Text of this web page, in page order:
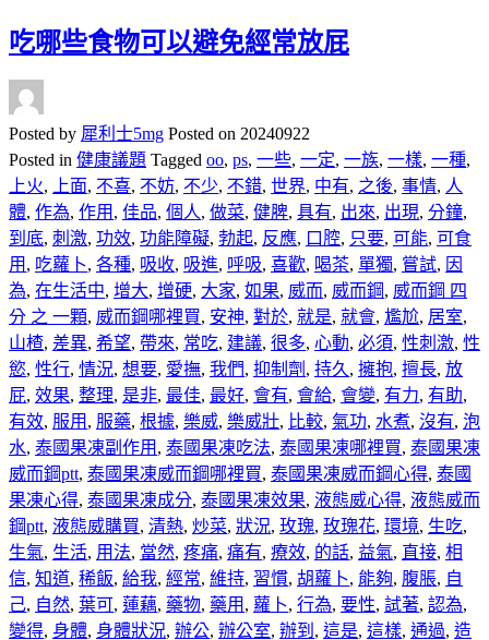
吃哪些食物可以避免經常放屁
Posted by 犀利士5mg Posted on 20240922
Posted in 健康議題 Tagged oo, ps, 一些, 一定, 一族, 一樣, 一種,
上火, 上面, 不喜, 不妨, 不少, 不錯, 世界, 中有, 之後, 事情, 人
體, 作為, 作用 , 佳品, 個人, 做菜, 健脾, 具有, 出來, 出現, 分鐘,
到底, 刺激, 功效, 功能障礙, 勃起, 反應, 口腔, 只要, 可能, 可食
用 , 吃蘿卜, 各種, 吸收, 吸進, 呼吸, 喜歡, 喝茶, 單獨, 嘗試, 因
為, 在生活中, 增大, 增硬, 大家, 如果, 威而, 威而鋼, 威而鋼 四
分 之 一顆, 威而鋼哪裡買, 安神, 對於, 就是, 就會, 尷尬, 居室,
山楂, 差異, 希望, 帶來, 常吃, 建議, 很多, 心動, 必須, 性刺激, 性
慾, 性行, 情況, 想要, 愛撫, 我們, 抑制劑 , 持久, 擁抱, 擅長, 放
屁, 效果, 整理, 是非, 最佳, 最好, 會有, 會給, 會變, 有力, 有助,
有效, 服用 , 服藥, 根據, 樂威, 樂威壯, 比較, 氣功, 水煮, 沒有, 泡
水, 泰國果凍副作用 , 泰國果凍吃法, 泰國果凍哪裡買, 泰國果凍
威而鋼ptt, 泰國果凍威而鋼哪裡買, 泰國果凍威而鋼心得, 泰國
果凍心得, 泰國果凍成分, 泰國果凍效果, 液態威心得, 液態威而
鋼ptt, 液態威購買, 清熱, 炒菜, 狀況, 玫瑰, 玫瑰花, 環境, 生吃,
生氣, 生活, 用法, 當然, 疼痛, 痛有, 療效, 的話, 益氣, 直接, 相
信, 知道, 稀飯, 給我, 經常, 維持, 習慣, 胡蘿卜, 能夠, 腹脹, 自
己, 自然, 葉可 , 蓮藕, 藥物, 藥用 , 蘿卜, 行為, 要性, 試著, 認為,
變得, 身體, 身體狀況, 辦公, 辦公室, 辦到 , 這是, 這樣, 通過, 造